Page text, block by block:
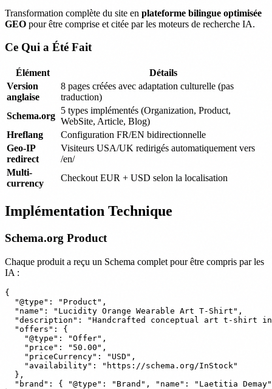
Transformation complète du site en plateforme bilingue optimisée
GEO pour être comprise et citée par les moteurs de recherche IA.
Ce Qui a Été Fait
Élément
Détails
Version
anglaise
8 pages créées avec adaptation culturelle (pas
traduction)
Schema.org
5 types implémentés (Organization, Product,
WebSite, Article, Blog)
Hreflang
Configuration FR/EN bidirectionnelle
Geo-IP
redirect
Visiteurs USA/UK redirigés automatiquement vers
/en/
Multi-
currency
Checkout EUR + USD selon la localisation
Implémentation Technique
Schema.org Product
Chaque produit a reçu un Schema complet pour être compris par les
IA :
{
  "@type": "Product",
  "name": "Lucidity Orange Wearable Art T-Shirt",
"description": "Handcrafted conceptual art t-shirt
  "offers": {
    "@type": "Offer",
    "price": "50.00",
    "priceCurrency": "USD",
    "availability": "https://schema.org/InStock"
  },
"brand": { "@type": "Brand", "name": "Laetitia